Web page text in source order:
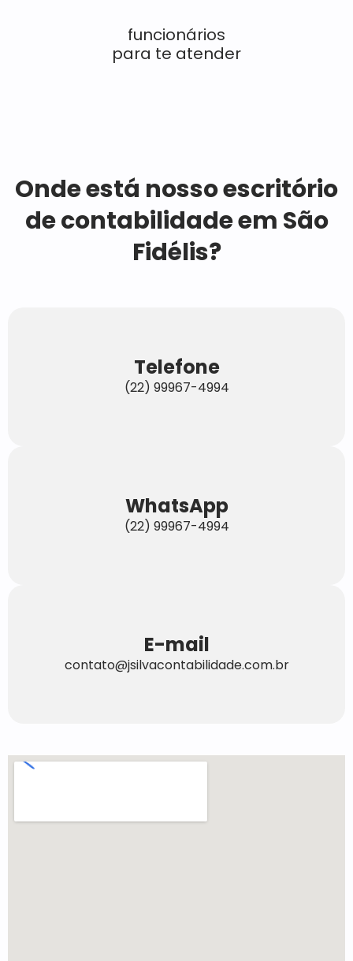
funcionários
para te atender
Onde está nosso escritório
de contabilidade em São
Fidélis?
Telefone
(22) 99967-4994
WhatsApp
(22) 99967-4994
E-mail
contato@jsilvacontabilidade.com.br